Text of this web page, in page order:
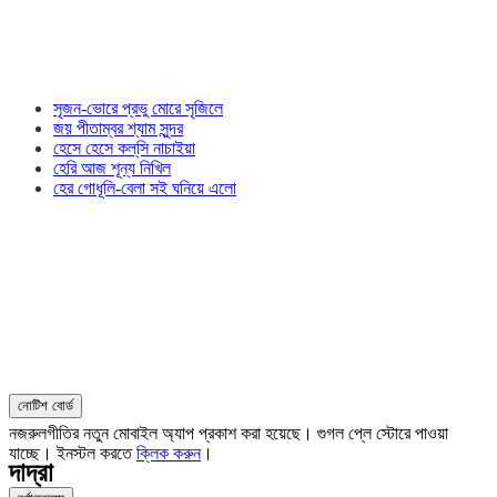
সৃজন-ভোরে প্রভু মোরে সৃজিলে
জয় পীতাম্বর শ্যাম সুন্দর
হেসে হেসে কল্‌সি নাচাইয়া
হেরি আজ শূন্য নিখিল
হের গোধূলি-বেলা সই ঘনিয়ে এলো
নোটিশ বোর্ড
নজরুলগীতির নতুন মোবাইল অ্যাপ প্রকাশ করা হয়েছে। গুগল প্লে স্টোরে পাওয়া
যাচ্ছে। ইনস্টল করতেক্লিক করুন।
দাদ্‌রা